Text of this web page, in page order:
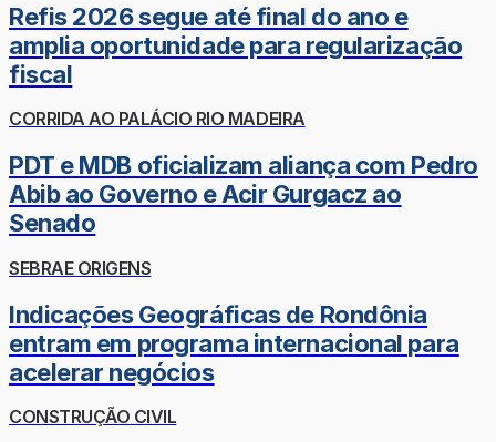
Refis 2026 segue até final do ano e
amplia oportunidade para regularização
fiscal
CORRIDA AO PALÁCIO RIO MADEIRA
PDT e MDB oficializam aliança com Pedro
Abib ao Governo e Acir Gurgacz ao
Senado
SEBRAE ORIGENS
Indicações Geográficas de Rondônia
entram em programa internacional para
acelerar negócios
CONSTRUÇÃO CIVIL